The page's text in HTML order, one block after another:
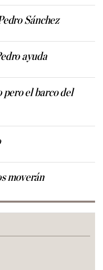
Sánchez
ayuda
pero el barco del
moverán